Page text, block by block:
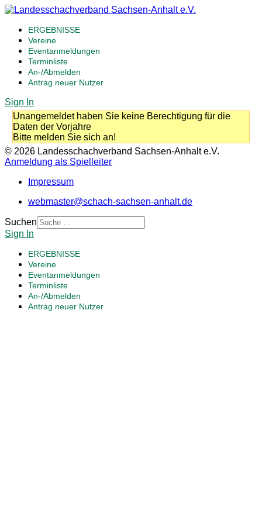
ERGEBNISSE
Vereine
Eventanmeldungen
Terminliste
An-/Abmelden
Antrag neuer Nutzer
Sign In
Unangemeldet haben Sie keine Berechtigung für die
Daten der Vorjahre
Bitte melden Sie sich an!
© 2026 Landesschachverband Sachsen-Anhalt e.V.
Anmeldung als Spielleiter
Impressum
webmaster@schach-sachsen-anhalt.de
Suchen
Sign In
ERGEBNISSE
Vereine
Eventanmeldungen
Terminliste
An-/Abmelden
Antrag neuer Nutzer